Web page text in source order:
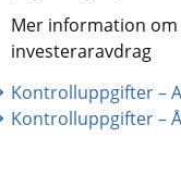
Mer information
investeraravdrag
Kontrolluppgifter –
Kontrolluppgifter –